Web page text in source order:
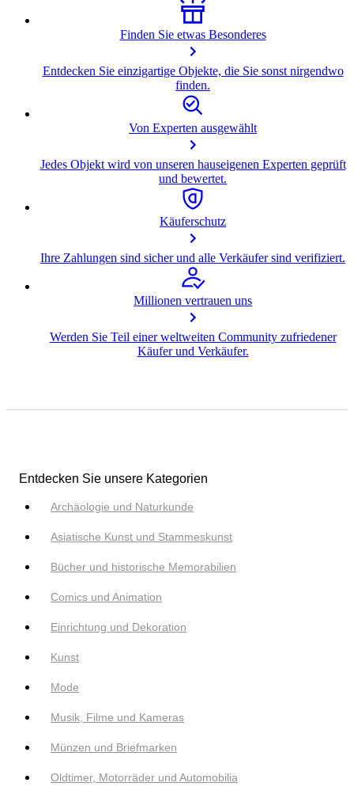
Finden Sie etwas Besonderes
Entdecken Sie einzigartige Objekte, die Sie sonst nirgendwo
finden.
Von Experten ausgewählt
Jedes Objekt wird von unseren hauseigenen Experten geprüft
und bewertet.
Käuferschutz
Ihre Zahlungen sind sicher und alle Verkäufer sind verifiziert.
Millionen vertrauen uns
Werden Sie Teil einer weltweiten Community zufriedener
Käufer und Verkäufer.
Entdecken Sie unsere Kategorien
Archäologie und Naturkunde
Asiatische Kunst und Stammeskunst
Bücher und historische Memorabilien
Comics und Animation
Einrichtung und Dekoration
Kunst
Mode
Musik, Filme und Kameras
Münzen und Briefmarken
Oldtimer, Motorräder und Automobilia